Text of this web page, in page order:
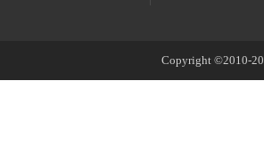
Copyright ©2010-